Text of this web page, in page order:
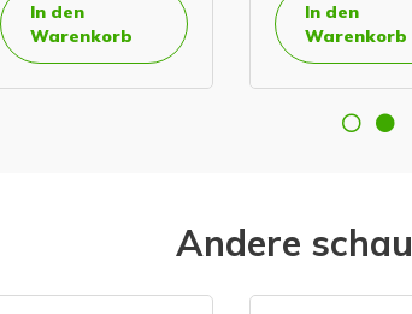
In den
Warenkorb
In den
Warenkorb
Andere